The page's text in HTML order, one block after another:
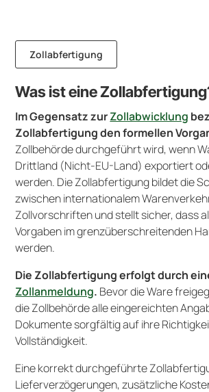
Zollabfertigung
Was ist eine
Im Gegensatz zurZollabwicklung
Zollabfertigung den formellen
Zollbehörde durchgeführt wird, wenn
Drittland (Nicht-EU-Land) exportiert
werden. Die Zollabfertigung bildet die
zwischen internationalem
Zollvorschriften und stellt sicher, dass
Vorgaben im grenzüberschreitenden
werden.
Die Zollabfertigung erfolgt durch
Zollanmeldung. Bevor die Ware
die Zollbehörde alle eingereichten
Dokumente sorgfältig auf ihre
Vollständigkeit.
Eine korrekt durchgeführte
Lieferverzögerungen, zusätzliche